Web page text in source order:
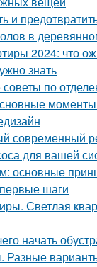
и
в
2024: что
знать
по
современный
для вашей
основные
шаги
Светлая
начать
Разные